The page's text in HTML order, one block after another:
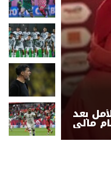
بعد
مالي